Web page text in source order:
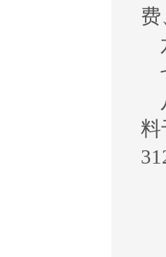
费
料